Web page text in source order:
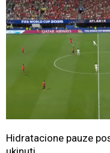
Hidratacione pauze